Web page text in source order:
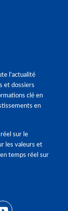
l'actualité
et dossiers
clé en
en
sur le
les valeurs et
temps réel sur